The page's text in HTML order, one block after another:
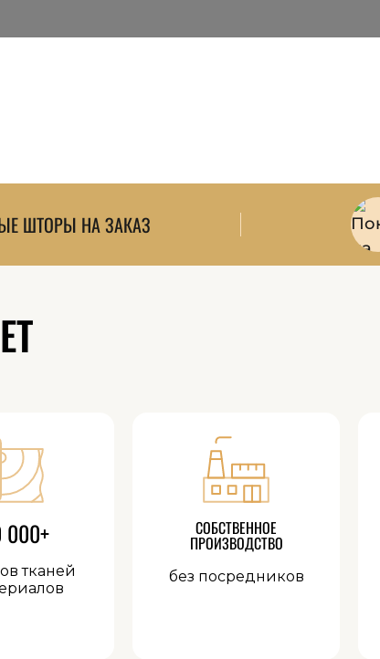
к пошиву.
ШТОРЫ НА ЗАКАЗ
000+
тканей
СОБСТВЕННОЕ
ПРОИЗВОДСТВО
без посредников